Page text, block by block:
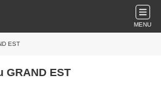
MENU
EST
GRAND EST